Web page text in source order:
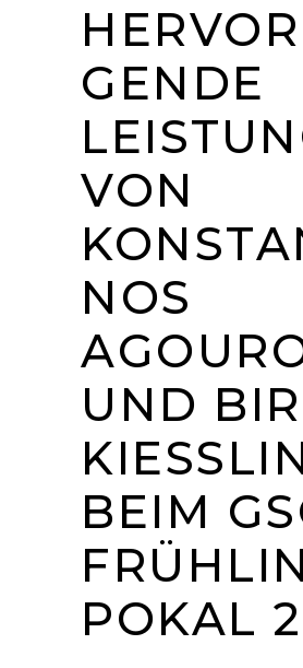
GENDE
VON
NOS
UND
EIM GSC
OKAL